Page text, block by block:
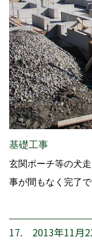
基礎工事
玄関ポーチ等の犬
事が間もなく完了で
17. 2013年11月